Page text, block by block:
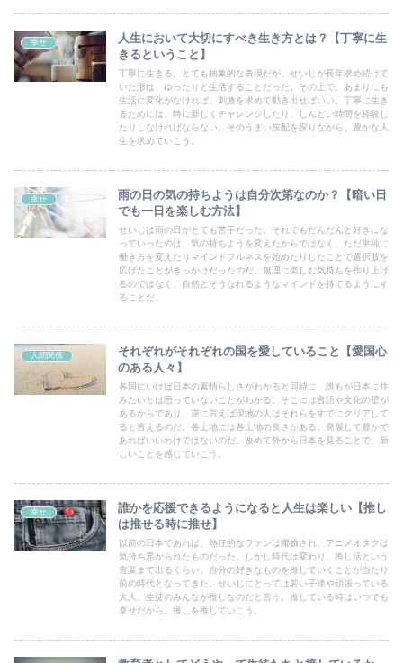
幸せ
人生において大切にすべき生き方とは？【丁寧に生
きるということ】
丁寧に生きる。とても抽象的な表現だが、せいじが長年求め続けて
いた形は、ゆったりと生活することだった。その上で、あまりにも
生活に変化がなければ、刺激を求めて動き出せばいい。丁寧に生き
るためには、時に新しくチャレンジしたり、しんどい時間を経験し
たりしなければならない。そのうまい按配を探りながら、豊かな人
生を求めていこう。
幸せ
雨の日の気の持ちようは自分次第なのか？【暗い日
でも一日を楽しむ方法】
せいじは雨の日がとても苦手だった。それでもだんだんと好きにな
っていったのは、気の持ちようを変えたからではなく、ただ単純に
働き方を変えたりマインドフルネスを始めたりしたことで選択肢を
広げたことがきっかけだったのだ。無理に楽しむ気持ちを作り上げ
るのではなく、自然とそうなれるようなマインドを持てるようにす
ることだ。
人間関係
それぞれがそれぞれの国を愛していること【愛国心
のある人々】
各国にいけば日本の素晴らしさがわかると同時に、誰もが日本に住
みたいとは思っていないことがわかる。そこには言語や文化の壁が
あるからであり、逆に言えば現地の人はそれらをすでにクリアして
ると言えるのだ。各土地には各土地の良さがある。発展して豊かで
あればいいわけではないのだ。改めて外から日本を見ることで、新
しいことを感じていこう。
幸せ
誰かを応援できるようになると人生は楽しい【推し
は推せる時に推せ】
以前の日本であれば、熱狂的なファンは揶揄され、アニメオタクは
気持ち悪がられたものだった。しかし時代は変わり、推し活という
言葉まで出るくらい、自分の好きなものを推していくことが当たり
前の時代となってきた。せいじにとっては若い子達や頑張っている
大人、生徒のみんなが推しなのだと言う。推している時はいつでも
幸せだから、推しを推していこう。